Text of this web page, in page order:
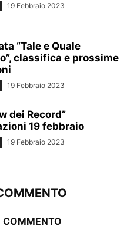
19 Febbraio 2023
“Tale e Quale
classifica e prossime
19 Febbraio 2023
dei Record”
19 febbraio
19 Febbraio 2023
COMMENTO